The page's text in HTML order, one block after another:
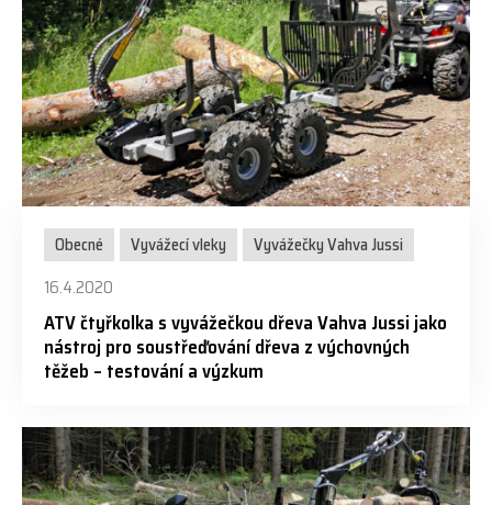
Obecné Vyvážecí vleky
Vyvážečky Vahva Jussi
16.4.2020
ATV čtyřkolka s vyvážečkou dřeva Vahva Jussi jako
nástroj pro soustřeďování dřeva z výchovných
těžeb – testování a výzkum